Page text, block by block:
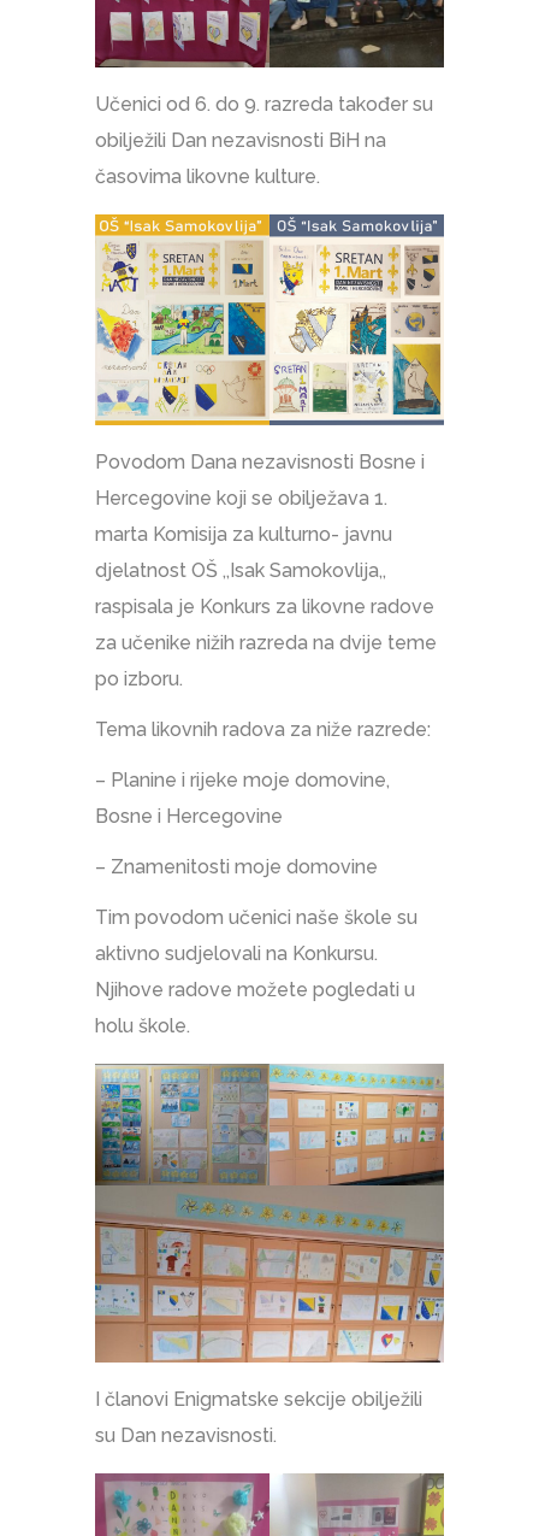
Učenici od 6. do 9. razreda također su
obilježili Dan nezavisnosti BiH na
časovima likovne kulture.
Povodom Dana nezavisnosti Bosne i
Hercegovine koji se obilježava 1.
marta Komisija za kulturno- javnu
djelatnost OŠ ,,Isak Samokovlija,,
raspisala je Konkurs za likovne radove
za učenike nižih razreda na dvije teme
po izboru.
Tema likovnih radova za niže razrede:
– Planine i rijeke moje domovine,
Bosne i Hercegovine
– Znamenitosti moje domovine
Tim povodom učenici naše škole su
aktivno sudjelovali na Konkursu.
Njihove radove možete pogledati u
holu škole.
I članovi Enigmatske sekcije obilježili
su Dan nezavisnosti.